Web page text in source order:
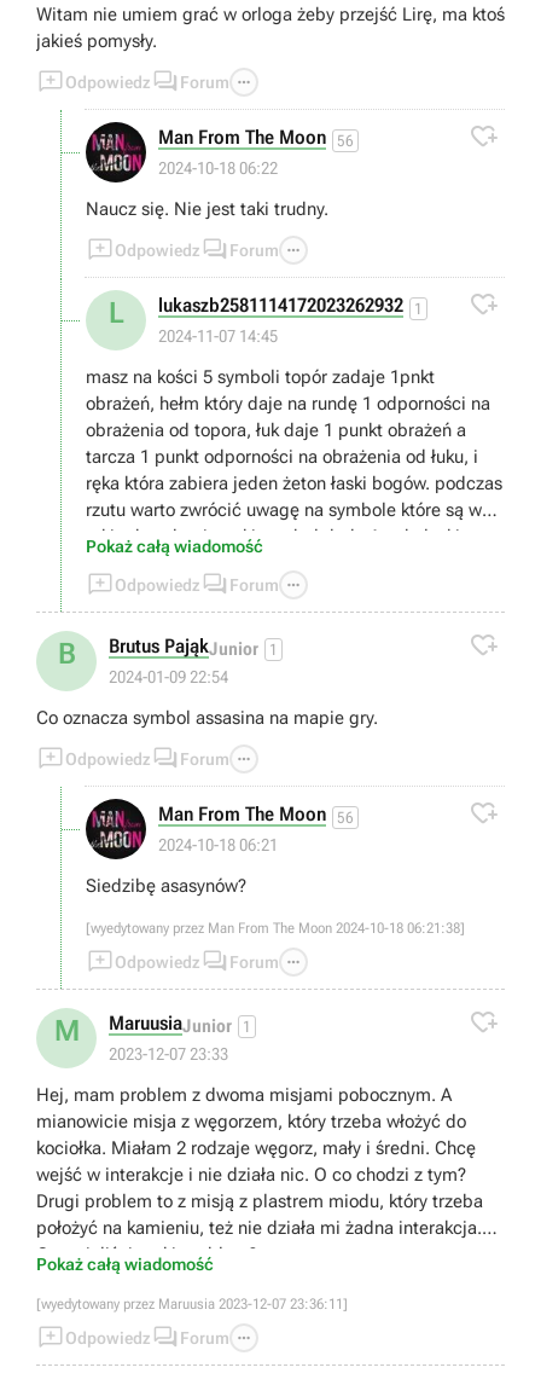
Witam nie umiem grać w orloga żeby przejść Lirę, ma ktoś
jakieś pomysły.
Odpowiedz  Forum 
Man From The Moon 56
2024-10-18 06:22

Naucz się. Nie jest taki trudny.
Odpowiedz  Forum 
L lukaszb2581114172023262932 1
2024-11-07 14:45

masz na kości 5 symboli topór zadaje 1pnkt
obrażeń, hełm który daje na rundę 1 odporności na
obrażenia od topora, łuk daje 1 punkt obrażeń a
tarcza 1 punkt odporności na obrażenia od łuku, i
ręka która zabiera jeden żeton łaski bogów. podczas
rzutu warto zwrócić uwagę na symbole które są w
takim kwadracie, taki symbol doda 1 pnkt łaski,
to będzie łaska wybierasz przed rozpoczęciem gry o
ile jakieś masz bo zdobywasz je po wygranej partii),
musisz zabrać wszystkie życia przeciwnikowi
Pokaż całą wiadomość
Odpowiedz  Forum 
B Brutus PająkJunior 1
2024-01-09 22:54

Co oznacza symbol assasina na mapie gry.
Odpowiedz  Forum 
Man From The Moon 56
2024-10-18 06:21

Siedzibę asasynów?
[wyedytowany przez Man From The Moon 2024-10-18 06:21:38]
Odpowiedz  Forum 
M MaruusiaJunior 1
2023-12-07 23:33

Hej, mam problem z dwoma misjami pobocznym. A
mianowicie misja z węgorzem, który trzeba włożyć do
kociołka. Miałam 2 rodzaje węgorz, mały i średni. Chcę
wejść w interakcje i nie działa nic. O co chodzi z tym?
Drugi problem to z misją z plastrem miodu, który trzeba
położyć na kamieniu, też nie działa mi żadna interakcja.
Czy mieliście taki problem?
Pokaż całą wiadomość
[wyedytowany przez Maruusia 2023-12-07 23:36:11]
Odpowiedz  Forum 